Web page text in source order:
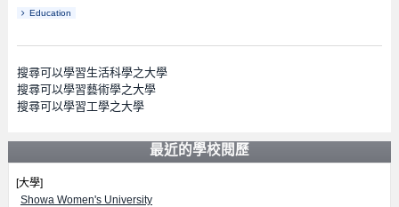
Education
搜尋可以學習生活科學之大學
搜尋可以學習藝術學之大學
搜尋可以學習工學之大學
最近的學校閱歷
[大學]
Showa Women's University